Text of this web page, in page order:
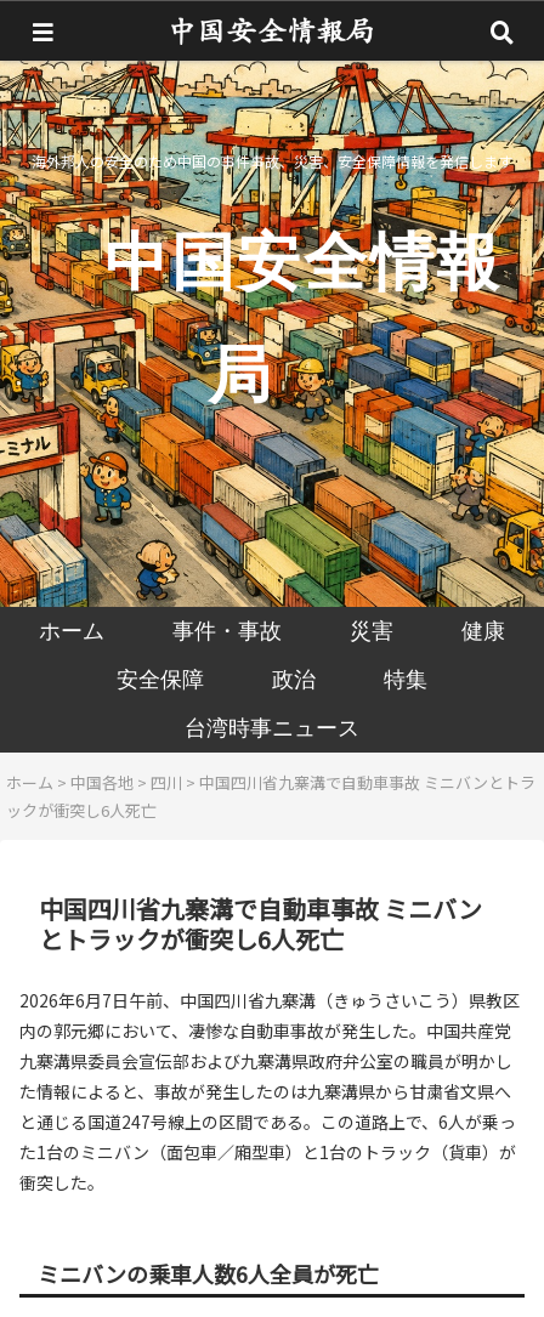
海外邦人の安全のため中国の事件事故、災害、安全保障情報を発信します
中国安全情報
局
ホーム 事件・事故 災害
健康
安全保障
政治
特集
台湾時事ニュース
ホーム > 中国各地 > 四川 > 中国四川省九寨溝で自動車事故 ミニバンとトラ
ックが衝突し6人死亡
中国四川省九寨溝で自動車事故 ミニバン
とトラックが衝突し6人死亡
2026年6月7日午前、中国四川省九寨溝（きゅうさいこう）県教区
内の郭元郷において、凄惨な自動車事故が発生した。中国共産党
九寨溝県委員会宣伝部および九寨溝県政府弁公室の職員が明かし
た情報によると、事故が発生したのは九寨溝県から甘粛省文県へ
と通じる国道247号線上の区間である。この道路上で、6人が乗っ
た1台のミニバン（面包車／廂型車）と1台のトラック（貨車）が
衝突した。
ミニバンの乗車人数6人全員が死亡